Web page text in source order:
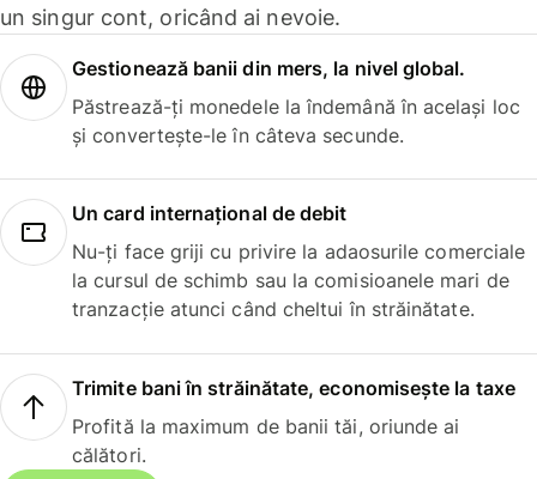
un singur cont, oricând ai nevoie.
Gestionează banii din mers, la nivel global.
Păstrează-ți monedele la îndemână în același loc
și convertește-le în câteva secunde.
Un card internațional de debit
Nu-ți face griji cu privire la adaosurile comerciale
la cursul de schimb sau la comisioanele mari de
tranzacție atunci când cheltui în străinătate.
Trimite bani în străinătate, economisește la taxe
Profită la maximum de banii tăi, oriunde ai
călători.